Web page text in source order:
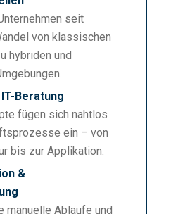
seit
von klassischen
hybriden und
Beratung
fügen sich nahtlos
ein – von
bis zur Applikation.
&
manuelle Abläufe und